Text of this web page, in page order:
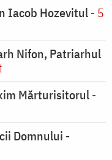
Iacob Hozevitul- 5
Nifon, Patriarhul
Mărturisitorul-
Domnului -